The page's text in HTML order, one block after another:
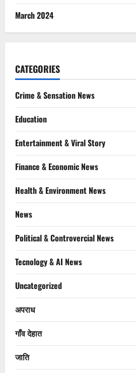
March 2024
CATEGORIES
Crime & Sensation News
Education
Entertainment & Viral Story
Finance & Economic News
Health & Environment News
News
Political & Controvercial News
Tecnology & AI News
Uncategorized
अपराध
गाँव देहात
जाति